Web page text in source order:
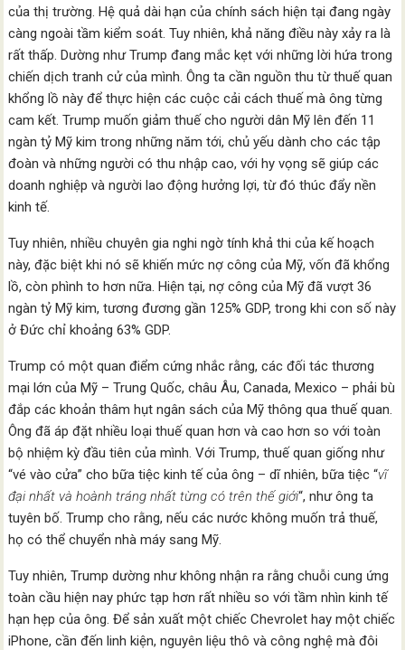
của thị trường. Hệ quả dài hạn của chính sách hiện tại đang ngày
càng ngoài tầm kiểm soát. Tuy nhiên, khả năng điều này xảy ra là
rất thấp. Dường như Trump đang mắc kẹt với những lời hứa trong
chiến dịch tranh cử của mình. Ông ta cần nguồn thu từ thuế quan
khổng lồ này để thực hiện các cuộc cải cách thuế mà ông từng
cam kết. Trump muốn giảm thuế cho người dân Mỹ lên đến 11
ngàn tỷ Mỹ kim trong những năm tới, chủ yếu dành cho các tập
đoàn và những người có thu nhập cao, với hy vọng sẽ giúp các
doanh nghiệp và người lao động hưởng lợi, từ đó thúc đẩy nền
kinh tế.
Tuy nhiên, nhiều chuyên gia nghi ngờ tính khả thi của kế hoạch
này, đặc biệt khi nó sẽ khiến mức nợ công của Mỹ, vốn đã khổng
lồ, còn phình to hơn nữa. Hiện tại, nợ công của Mỹ đã vượt 36
ngàn tỷ Mỹ kim, tương đương gần 125% GDP, trong khi con số này
ở Đức chỉ khoảng 63% GDP.
Trump có một quan điểm cứng nhắc rằng, các đối tác thương
mại lớn của Mỹ – Trung Quốc, châu Âu, Canada, Mexico – phải bù
đắp các khoản thâm hụt ngân sách của Mỹ thông qua thuế quan.
Ông đã áp đặt nhiều loại thuế quan hơn và cao hơn so với toàn
bộ nhiệm kỳ đầu tiên của mình. Với Trump, thuế quan giống như
“vé vào cửa” cho bữa tiệc kinh tế của ông – dĩ nhiên, bữa tiệc “vĩ
đại nhất và hoành tráng nhất từng có trên thế giới“, như ông ta
tuyên bố. Trump cho rằng, nếu các nước không muốn trả thuế,
họ có thể chuyển nhà máy sang Mỹ.
Tuy nhiên, Trump dường như không nhận ra rằng chuỗi cung ứng
toàn cầu hiện nay phức tạp hơn rất nhiều so với tầm nhìn kinh tế
hạn hẹp của ông. Để sản xuất một chiếc Chevrolet hay một chiếc
iPhone, cần đến linh kiện, nguyên liệu thô và công nghệ mà đôi